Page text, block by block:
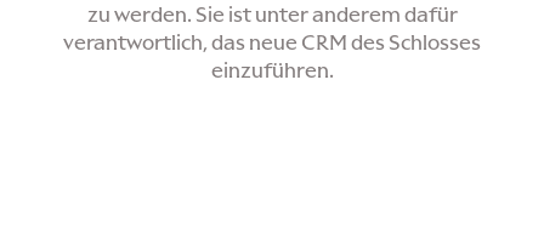
zu werden. Sie ist unter anderem dafür
verantwortlich, das neue CRM des Schlosses
einzuführen.